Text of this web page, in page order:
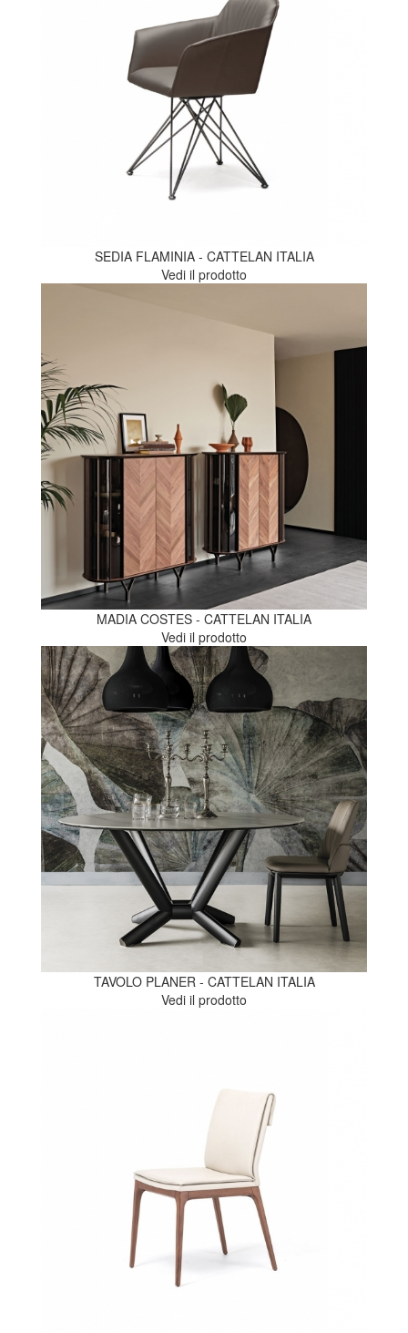
SEDIA FLAMINIA - CATTELAN ITALIA
Vedi il prodotto
MADIA COSTES - CATTELAN ITALIA
Vedi il prodotto
TAVOLO PLANER - CATTELAN ITALIA
Vedi il prodotto